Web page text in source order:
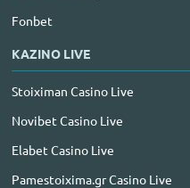
Fonbet
ΚΑΖΙΝΟ LIVE
Stoiximan Casino Live
Novibet Casino Live
Elabet Casino Live
Pamestoixima.gr Casino Live